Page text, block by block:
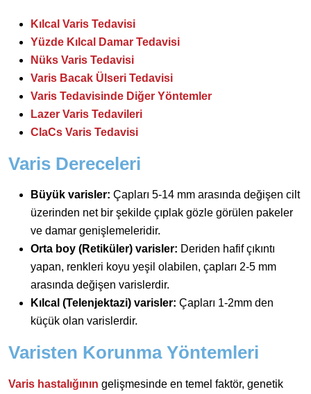
Kılcal Varis Tedavisi
Yüzde Kılcal Damar Tedavisi
Nüks Varis Tedavisi
Varis Bacak Ülseri Tedavisi
Varis Tedavisinde Diğer Yöntemler
Lazer Varis Tedavileri
ClaCs Varis Tedavisi
Varis Dereceleri
Büyük varisler: Çapları 5-14 mm arasında değişen cilt
üzerinden net bir şekilde çıplak gözle görülen pakeler
ve damar genişlemeleridir.
Orta boy (Retiküler) varisler: Deriden hafif çıkıntı
yapan, renkleri koyu yeşil olabilen, çapları 2-5 mm
arasında değişen varislerdir.
Kılcal (Telenjektazi) varisler: Çapları 1-2mm den
küçük olan varislerdir.
Varisten Korunma Yöntemleri
Varis hastalığının gelişmesinde en temel faktör, genetik